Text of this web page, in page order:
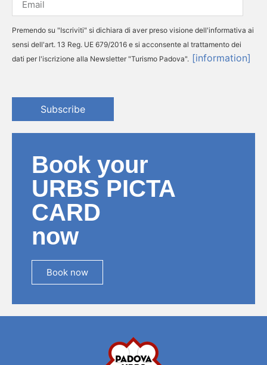
Premendo su "Iscriviti" si dichiara di aver preso visione dell'informativa ai
sensi dell'art. 13 Reg. UE 679/2016 e si acconsente al trattamento dei
dati per l'iscrizione alla Newsletter "Turismo Padova". [information]
Subscribe
Book your
URBS PICTA
CARD
now
Book now